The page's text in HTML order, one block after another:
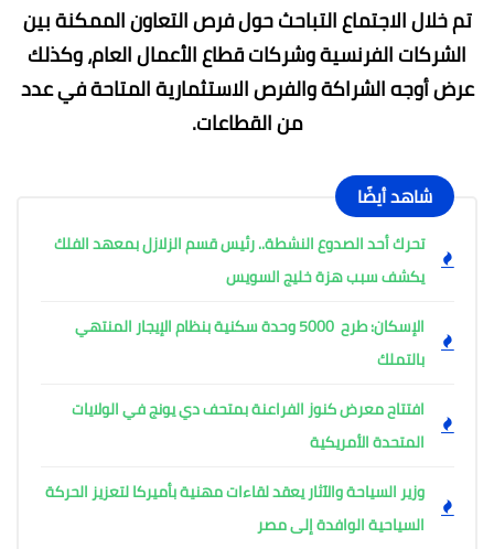
تم خلال الاجتماع التباحث حول فرص التعاون الممكنة بين
الشركات الفرنسية وشركات قطاع الأعمال العام، وكذلك
عرض أوجه الشراكة والفرص الاستثمارية المتاحة في عدد
من القطاعات.
شاهد أيضًا
تحرك أحد الصدوع النشطة.. رئيس قسم الزلازل بمعهد الفلك
يكشف سبب هزة خليج السويس
الإسكان: طرح 5000 وحدة سكنية بنظام الإيجار المنتهي
بالتملك
افتتاح معرض كنوز الفراعنة بمتحف دي يونج في الولايات
المتحدة الأمريكية
وزير السياحة والآثار يعقد لقاءات مهنية بأميركا لتعزيز الحركة
السياحية الوافدة إلى مصر